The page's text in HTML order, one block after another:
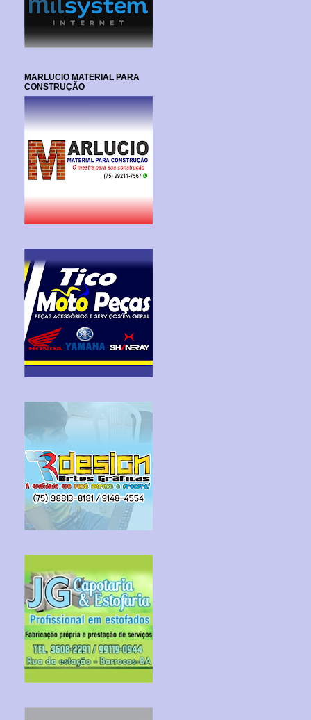
MARLUCIO MATERIAL PARA
CONSTRUÇÃO